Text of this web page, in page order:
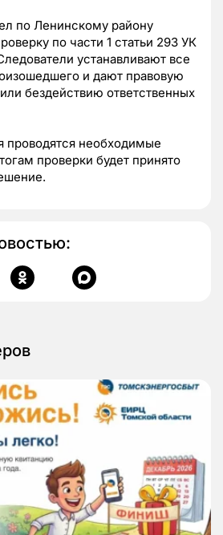
по Ленинскому району
по части 1 статьи 293 УК
устанавливают все
и дают правовую
бездействию ответственных
проводятся необходимые
проверки будет принято